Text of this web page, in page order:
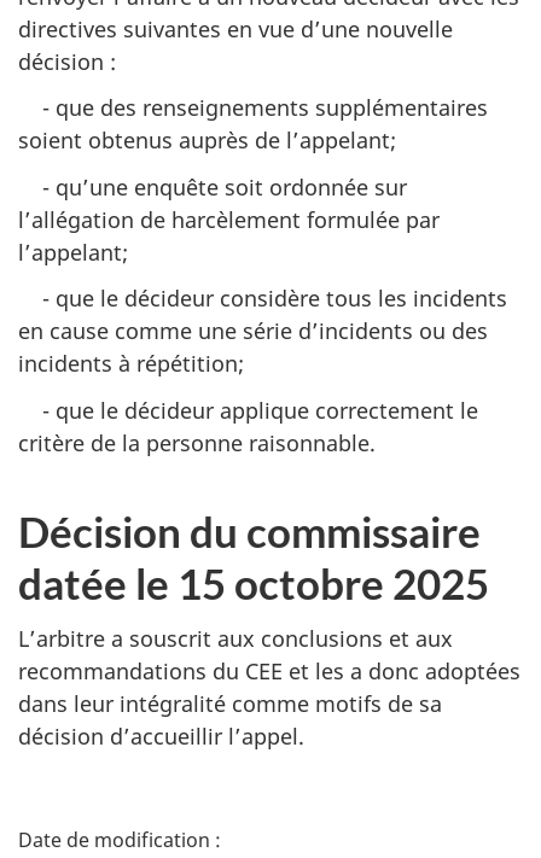
directives suivantes en vue d’une nouvelle
décision :
- que des renseignements supplémentaires
soient obtenus auprès de l’appelant;
- qu’une enquête soit ordonnée sur
l’allégation de harcèlement formulée par
l’appelant;
- que le décideur considère tous les incidents
en cause comme une série d’incidents ou des
incidents à répétition;
- que le décideur applique correctement le
critère de la personne raisonnable.
Décision du commissaire
datée le 15 octobre 2025
L’arbitre a souscrit aux conclusions et aux
recommandations du CEE et les a donc adoptées
dans leur intégralité comme motifs de sa
décision d’accueillir l’appel.
D